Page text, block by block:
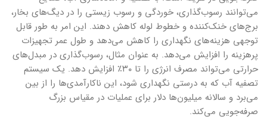
می‌توانند رسوب‌گذاری، خوردگی و رسوب زیستی را در دیگ‌های بخار،
برج‌های خنک‌کننده و خطوط لوله کاهش دهند. این امر به طور قابل
توجهی هزینه‌های نگهداری را کاهش می‌دهد و طول عمر تجهیزات
پرهزینه را افزایش می‌دهد. به عنوان مثال، رسوب‌گذاری در مبدل‌های
حرارتی می‌تواند مصرف انرژی را تا ۳۰٪ افزایش دهد. یک سیستم
تصفیه آب که به درستی نگهداری شود، این ناکارآمدی‌ها را از بین
می‌برد و سالانه میلیون‌ها دلار برای عملیات در مقیاس بزرگ
صرفه‌جویی می‌کند.